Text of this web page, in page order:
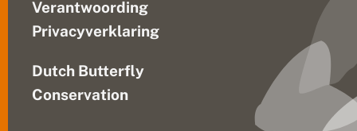
Verantwoording
Privacyverklaring
Dutch Butterfly
Conservation